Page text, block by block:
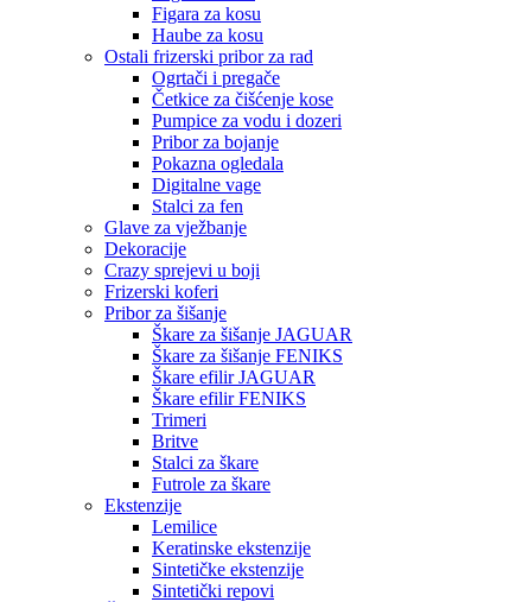
Figara za kosu
Haube za kosu
Ostali frizerski pribor za rad
Ogrtači i pregače
Četkice za čišćenje kose
Pumpice za vodu i dozeri
Pribor za bojanje
Pokazna ogledala
Digitalne vage
Stalci za fen
Glave za vježbanje
Dekoracije
Crazy sprejevi u boji
Frizerski koferi
Pribor za šišanje
Škare za šišanje JAGUAR
Škare za šišanje FENIKS
Škare efilir JAGUAR
Škare efilir FENIKS
Trimeri
Britve
Stalci za škare
Futrole za škare
Ekstenzije
Lemilice
Keratinske ekstenzije
Sintetičke ekstenzije
Sintetički repovi